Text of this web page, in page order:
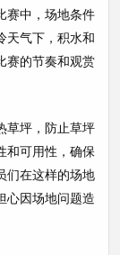
赛中，场地条件
天气下，积水和
赛的节奏和观赏
草坪，防止草坪
和可用性，确保
们在这样的场地
心因场地问题造